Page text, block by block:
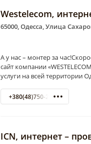
Westelecom,
65000, Одесса, Улица
А у нас – монтер за
сайт компании
услуги на всей территории
+380(48)750-22-22
ICN, интернет –